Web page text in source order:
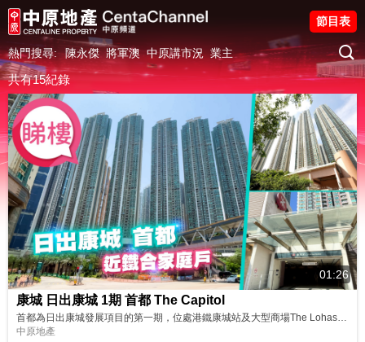
熱門搜尋: 陳永傑 將軍澳 中原講市況 業主
節目表
共有15紀錄
01:26
康城 日出康城 1期 首都 The Capitol
中原地產